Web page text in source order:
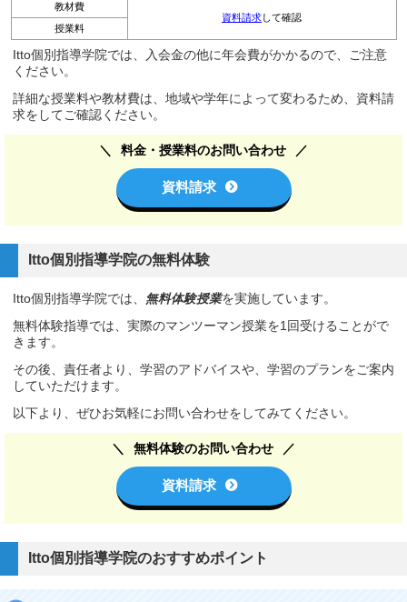
教材費
資料請求して確認
授業料
Itto個別指導学院では、入会金の他に年会費がかかるので、ご注意
ください。
詳細な授業料や教材費は、地域や学年によって変わるため、資料請
求をしてご確認ください。
料金・授業料のお問い合わせ
資料請求
Itto個別指導学院の無料体験
Itto個別指導学院では、 無料体験授業を実施しています。
無料体験指導では、実際のマンツーマン授業を1回受けることがで
きます。
その後、責任者より、学習のアドバイスや、学習のプランをご案内
していただけます。
以下より、ぜひお気軽にお問い合わせをしてみてください。
無料体験のお問い合わせ
資料請求
Itto個別指導学院のおすすめポイント